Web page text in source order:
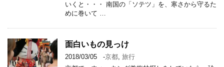
いくと・・・ 南国の「ソテツ」を、寒さから守るた
めに巻いて …
面白いもの見っけ
2018/03/05 -京都, 旅行